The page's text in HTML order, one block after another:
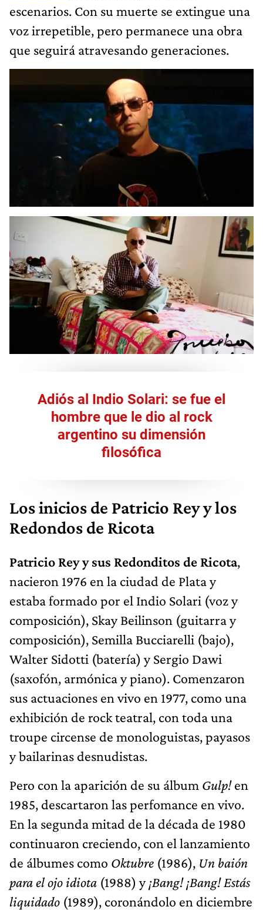
escenarios. Con su muerte se extingue una
voz irrepetible, pero permanece una obra
que seguirá atravesando generaciones.
Adiós al Indio Solari: se fue el
hombre que le dio al rock
argentino su dimensión
filosófica
Los inicios de Patricio Rey y los
Redondos de Ricota
Patricio Rey y sus Redonditos de Ricota,
nacieron 1976 en la ciudad de Plata y
estaba formado por el Indio Solari (voz y
composición), Skay Beilinson (guitarra y
composición), Semilla Bucciarelli (bajo),
Walter Sidotti (batería) y Sergio Dawi
(saxofón, armónica y piano). Comenzaron
sus actuaciones en vivo en 1977, como una
exhibición de rock teatral, con toda una
troupe circense de monologuistas, payasos
y bailarinas desnudistas.
Pero con la aparición de su álbum Gulp!en
1985, descartaron las perfomance en vivo.
En la segunda mitad de la década de 1980
continuaron creciendo, con el lanzamiento
de álbumes como Oktubre (1986), Un baión
para el ojo idiota (1988) y¡Bang! ¡Bang! Estás
liquidado (1989), coronándolo en diciembre